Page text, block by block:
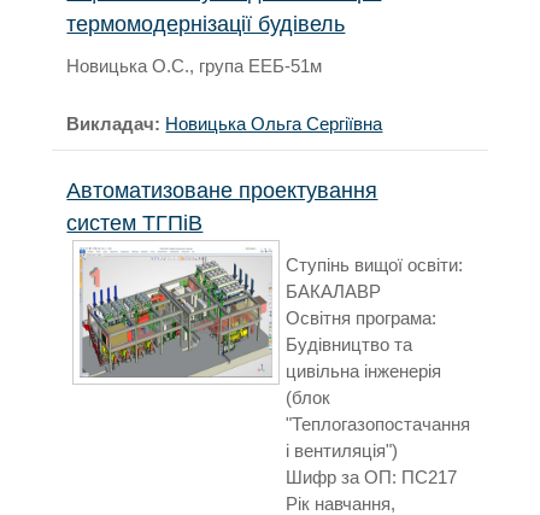
термомодернізації будівель
Новицька О.С., група ЕЕБ-51м
Викладач: Новицька Ольга Сергіївна
Автоматизоване проектування
систем ТГПіВ
Ступінь вищої освіти:
БАКАЛАВР
Освітня програма:
Будівництво та
цивільна інженерія
(блок
"Теплогазопостачання
і вентиляція")
Шифр за ОП: ПС217
Рік навчання,